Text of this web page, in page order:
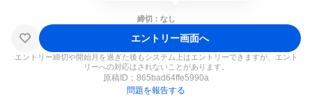
締切：なし
エントリー画面へ
エントリー締切や開始月を過ぎた後もシステム上はエントリーできますが、エント
リーへの対応はされないことがあります。
原稿ID： 865bad64ffe5990a
問題を報告する